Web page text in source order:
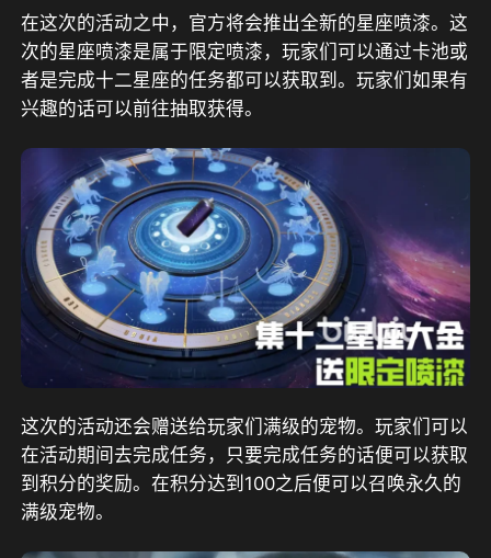
在这次的活动之中，官方将会推出全新的星座喷漆。这
次的星座喷漆是属于限定喷漆，玩家们可以通过卡池或
者是完成十二星座的任务都可以获取到。玩家们如果有
兴趣的话可以前往抽取获得。
这次的活动还会赠送给玩家们满级的宠物。玩家们可以
在活动期间去完成任务，只要完成任务的话便可以获取
到积分的奖励。在积分达到100之后便可以召唤永久的
满级宠物。